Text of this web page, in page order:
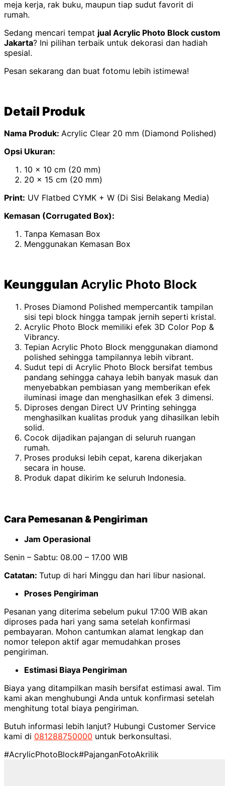
meja kerja, rak buku, maupun tiap sudut favorit di
rumah.
Sedang mencari tempat jual Acrylic Photo Block custom
Jakarta? Ini pilihan terbaik untuk dekorasi dan hadiah
spesial.
Pesan sekarang dan buat fotomu lebih istimewa!
Detail Produk
Nama Produk: Acrylic Clear 20 mm (Diamond Polished)
Opsi Ukuran:
10 x 10 cm (20 mm)
20 x 15 cm (20 mm)
Print: UV Flatbed CYMK + W (Di Sisi Belakang Media)
Kemasan (Corrugated Box):
Tanpa Kemasan Box
Menggunakan Kemasan Box
Keunggulan Acrylic Photo Block
Proses Diamond Polished mempercantik tampilan
sisi tepi block hingga tampak jernih seperti kristal.
Acrylic Photo Block memiliki efek 3D Color Pop &
Vibrancy.
Tepian Acrylic Photo Block menggunakan diamond
polished sehingga tampilannya lebih vibrant.
Sudut tepi di Acrylic Photo Block bersifat tembus
pandang sehingga cahaya lebih banyak masuk dan
menyebabkan pembiasan yang memberikan efek
iluminasi image dan menghasilkan efek 3 dimensi.
Diproses dengan Direct UV Printing sehingga
menghasilkan kualitas produk yang dihasilkan lebih
solid.
Cocok dijadikan pajangan di seluruh ruangan
rumah.
Proses produksi lebih cepat, karena dikerjakan
secara in house.
Produk dapat dikirim ke seluruh Indonesia.
Cara Pemesanan & Pengiriman
Jam Operasional
Senin – Sabtu: 08.00 – 17.00 WIB
Catatan: Tutup di hari Minggu dan hari libur nasional.
Proses Pengiriman
Pesanan yang diterima sebelum pukul 17:00 WIB akan
diproses pada hari yang sama setelah konfirmasi
pembayaran. Mohon cantumkan alamat lengkap dan
nomor telepon aktif agar memudahkan proses
pengiriman.
Estimasi Biaya Pengiriman
Biaya yang ditampilkan masih bersifat estimasi awal. Tim
kami akan menghubungi Anda untuk konfirmasi setelah
menghitung total biaya pengiriman.
Butuh informasi lebih lanjut? Hubungi Customer Service
kami di 081288750000 untuk berkonsultasi.
#AcrylicPhotoBlock#PajanganFotoAkrilik